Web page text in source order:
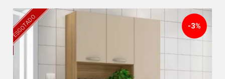
ESGOTADO -3%